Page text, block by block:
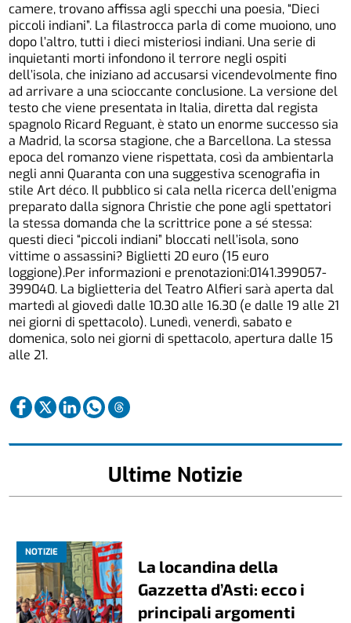
camere, trovano affissa agli specchi una poesia, “Dieci
piccoli indiani”. La filastrocca parla di come muoiono, uno
dopo l’altro, tutti i dieci misteriosi indiani. Una serie di
inquietanti morti infondono il terrore negli ospiti
dell’isola, che iniziano ad accusarsi vicendevolmente fino
ad arrivare a una scioccante conclusione. La versione del
testo che viene presentata in Italia, diretta dal regista
spagnolo Ricard Reguant, è stato un enorme successo sia
a Madrid, la scorsa stagione, che a Barcellona. La stessa
epoca del romanzo viene rispettata, così da ambientarla
negli anni Quaranta con una suggestiva scenografia in
stile Art déco. Il pubblico si cala nella ricerca dell’enigma
preparato dalla signora Christie che pone agli spettatori
la stessa domanda che la scrittrice pone a sé stessa:
questi dieci “piccoli indiani” bloccati nell’isola, sono
vittime o assassini? Biglietti 20 euro (15 euro
loggione).Per informazioni e prenotazioni:0141.399057-
399040. La biglietteria del Teatro Alfieri sarà aperta dal
martedì al giovedì dalle 10.30 alle 16.30 (e dalle 19 alle 21
nei giorni di spettacolo). Lunedì, venerdì, sabato e
domenica, solo nei giorni di spettacolo, apertura dalle 15
alle 21.
Ultime Notizie
NOTIZIE
La locandina della
Gazzetta d’Asti: ecco i
principali argomenti